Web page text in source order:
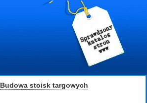
Budowa stoisk targowych